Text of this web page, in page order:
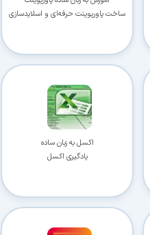
ساخت پاورپوینت حرفه‌ای و اسلایدسازی
اکسل به زبان ساده
یادگیری اکسل